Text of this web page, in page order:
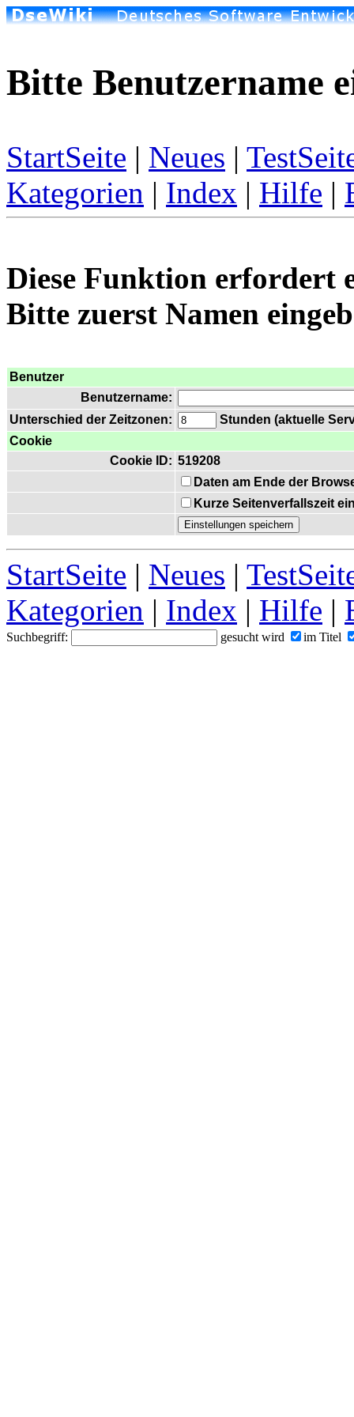
Bitte Benutzername
StartSeite | Neues |
Kategorien | Index | Hilfe |
Diese Funktion erfordert
Bitte zuerst Namen
Benutzer
Benutzername:
Unterschied der Zeitzonen:
Stunden (aktuelle
Cookie
Cookie ID: 519208
Daten am Ende der
Kurze Seitenverfallszeit
StartSeite | Neues |
Kategorien | Index | Hilfe |
Suchbegriff: gesucht wird im Titel